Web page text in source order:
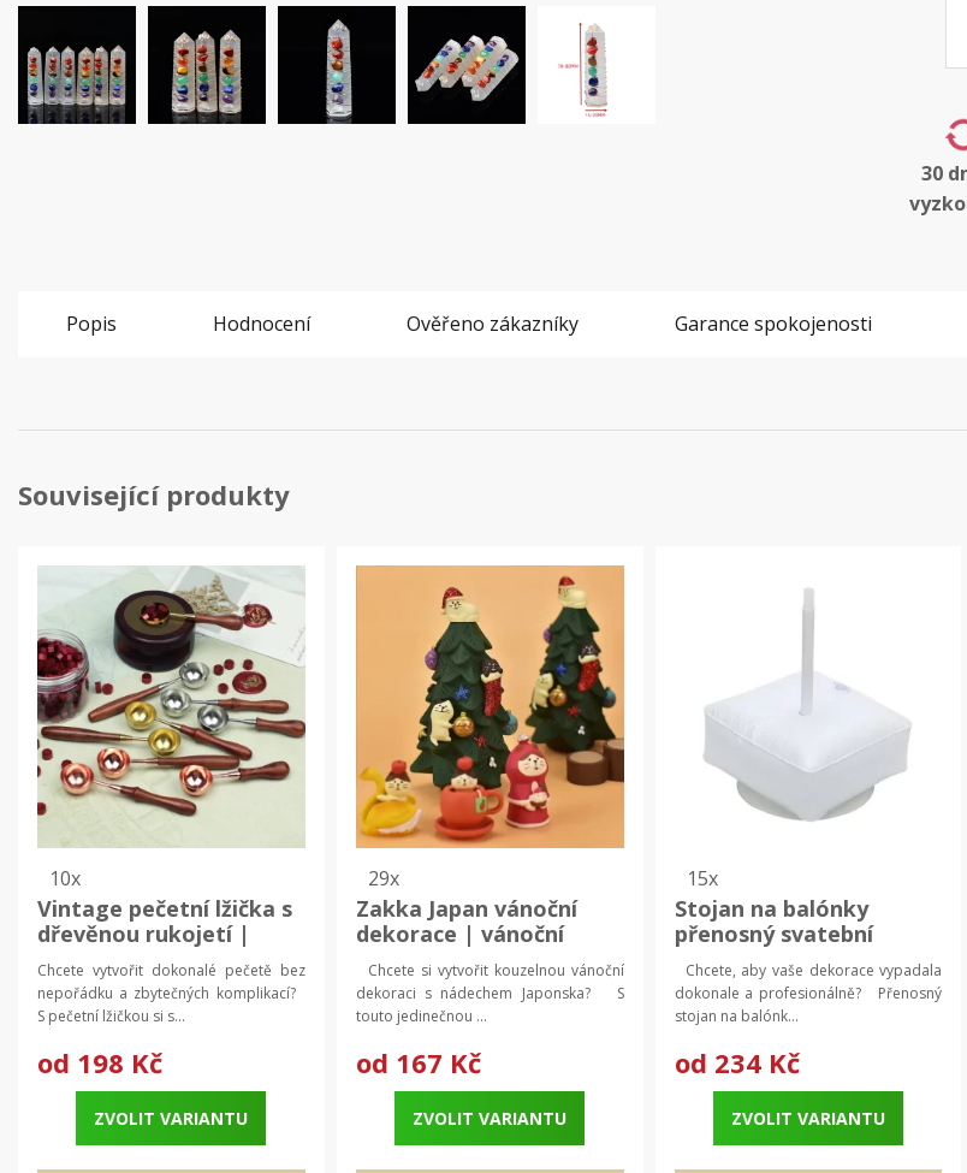
30
Popis Hodnocení Ověřeno zákazníky Garance spokojenosti
Související produkty
10x
Vintage pečetní lžička s
dřevěnou rukojetí |
pečetní vosk, kovová
lžička
Chcete vytvořit dokonalé pečetě bez
nepořádku a zbytečných komplikací?
S pečetní lžičkou si s...
od 198 Kč
ZVOLIT VARIANTU
29x
Zakka Japan vánoční
dekorace | vánoční
ozdoby, japonská
dekorace
Chcete si vytvořit kouzelnou vánoční
dekoraci s nádechem Japonska? S
touto jedinečnou ...
od 167 Kč
ZVOLIT VARIANTU
15x
Stojan na balónky
přenosný svatební
dekorace | stojan,
dekorativní stojan
Chcete, aby vaše dekorace vypadala
dokonale a profesionálně? Přenosný
stojan na balónk...
od 234 Kč
ZVOLIT VARIANTU